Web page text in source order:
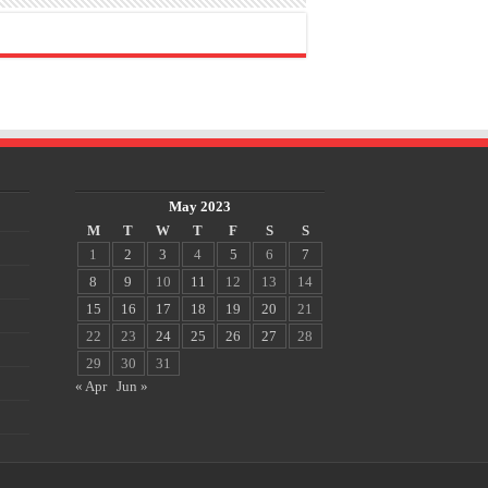
May 2023
M
T W T F S
S
1
2 3 4 5 6
7
8
9 10 11 12 13
14
15
16 17 18 19 20
21
22
23 24 25 26 27
28
29
30
31
« Apr
Jun »